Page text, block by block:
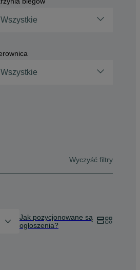
Wszystkie
Wszystkie
Wyczyść filtry
Jak pozycjonowane są
ogłoszenia?